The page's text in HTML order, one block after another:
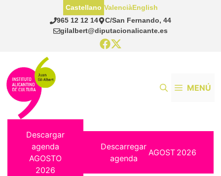
965 12 12 14
C/San Fernando, 44
gilalbert@diputacionalicante.es
Castellano ValenciàEnglish
MENÚ
Descargar
agenda
AGOSTO
2026
Descarregar
agenda
AGOST 2026